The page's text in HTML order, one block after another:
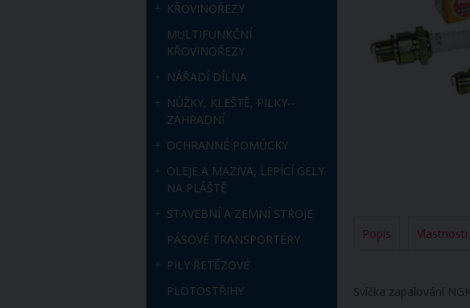
Popis Vlastnosti
Svíčka zapalování
KŘOVINOŘEZY
MULTIFUNKČNÍ
KŘOVINOŘEZY
NÁŘADÍ DÍLNA
NŮŽKY, KLEŠTĚ, PILKY--
ZAHRADNÍ
OCHRANNÉ POMŮCKY
OLEJE A MAZIVA, LEPÍCÍ GELY
NA PLÁŠTĚ
STAVEBNÍ A ZEMNÍ STROJE
PÁSOVÉ TRANSPORTÉRY
PILY ŘETĚZOVÉ
PLOTOSTŘIHY